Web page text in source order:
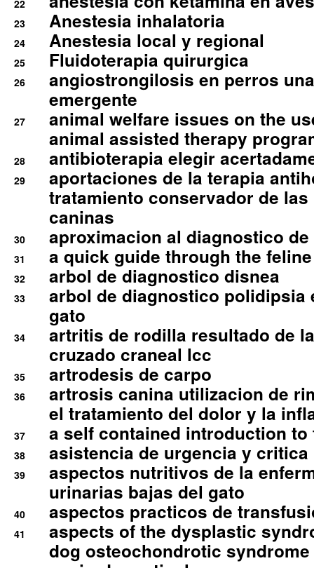
22
23 Anestesia inhalatoria
24 Anestesia local y regional
25 Fluidoterapia quirurgica
26
angiostrongilosis en perros
emergente
27
animal welfare issues on the
animal assisted therapy
28 antibioterapia elegir
29
aportaciones de la terapia
tratamiento conservador de
caninas
30 aproximacion al diagnostico
31 a quick guide through the
32 arbol de diagnostico disnea
33
arbol de diagnostico polidipsia
gato
34
artritis de rodilla resultado de
cruzado craneal lcc
35 artrodesis de carpo
36
artrosis canina utilizacion de
el tratamiento del dolor y la
37 a self contained introduction
38 asistencia de urgencia y
39
aspectos nutritivos de la
urinarias bajas del gato
40 aspectos practicos de
41
aspects of the dysplastic
dog osteochondrotic syndrome